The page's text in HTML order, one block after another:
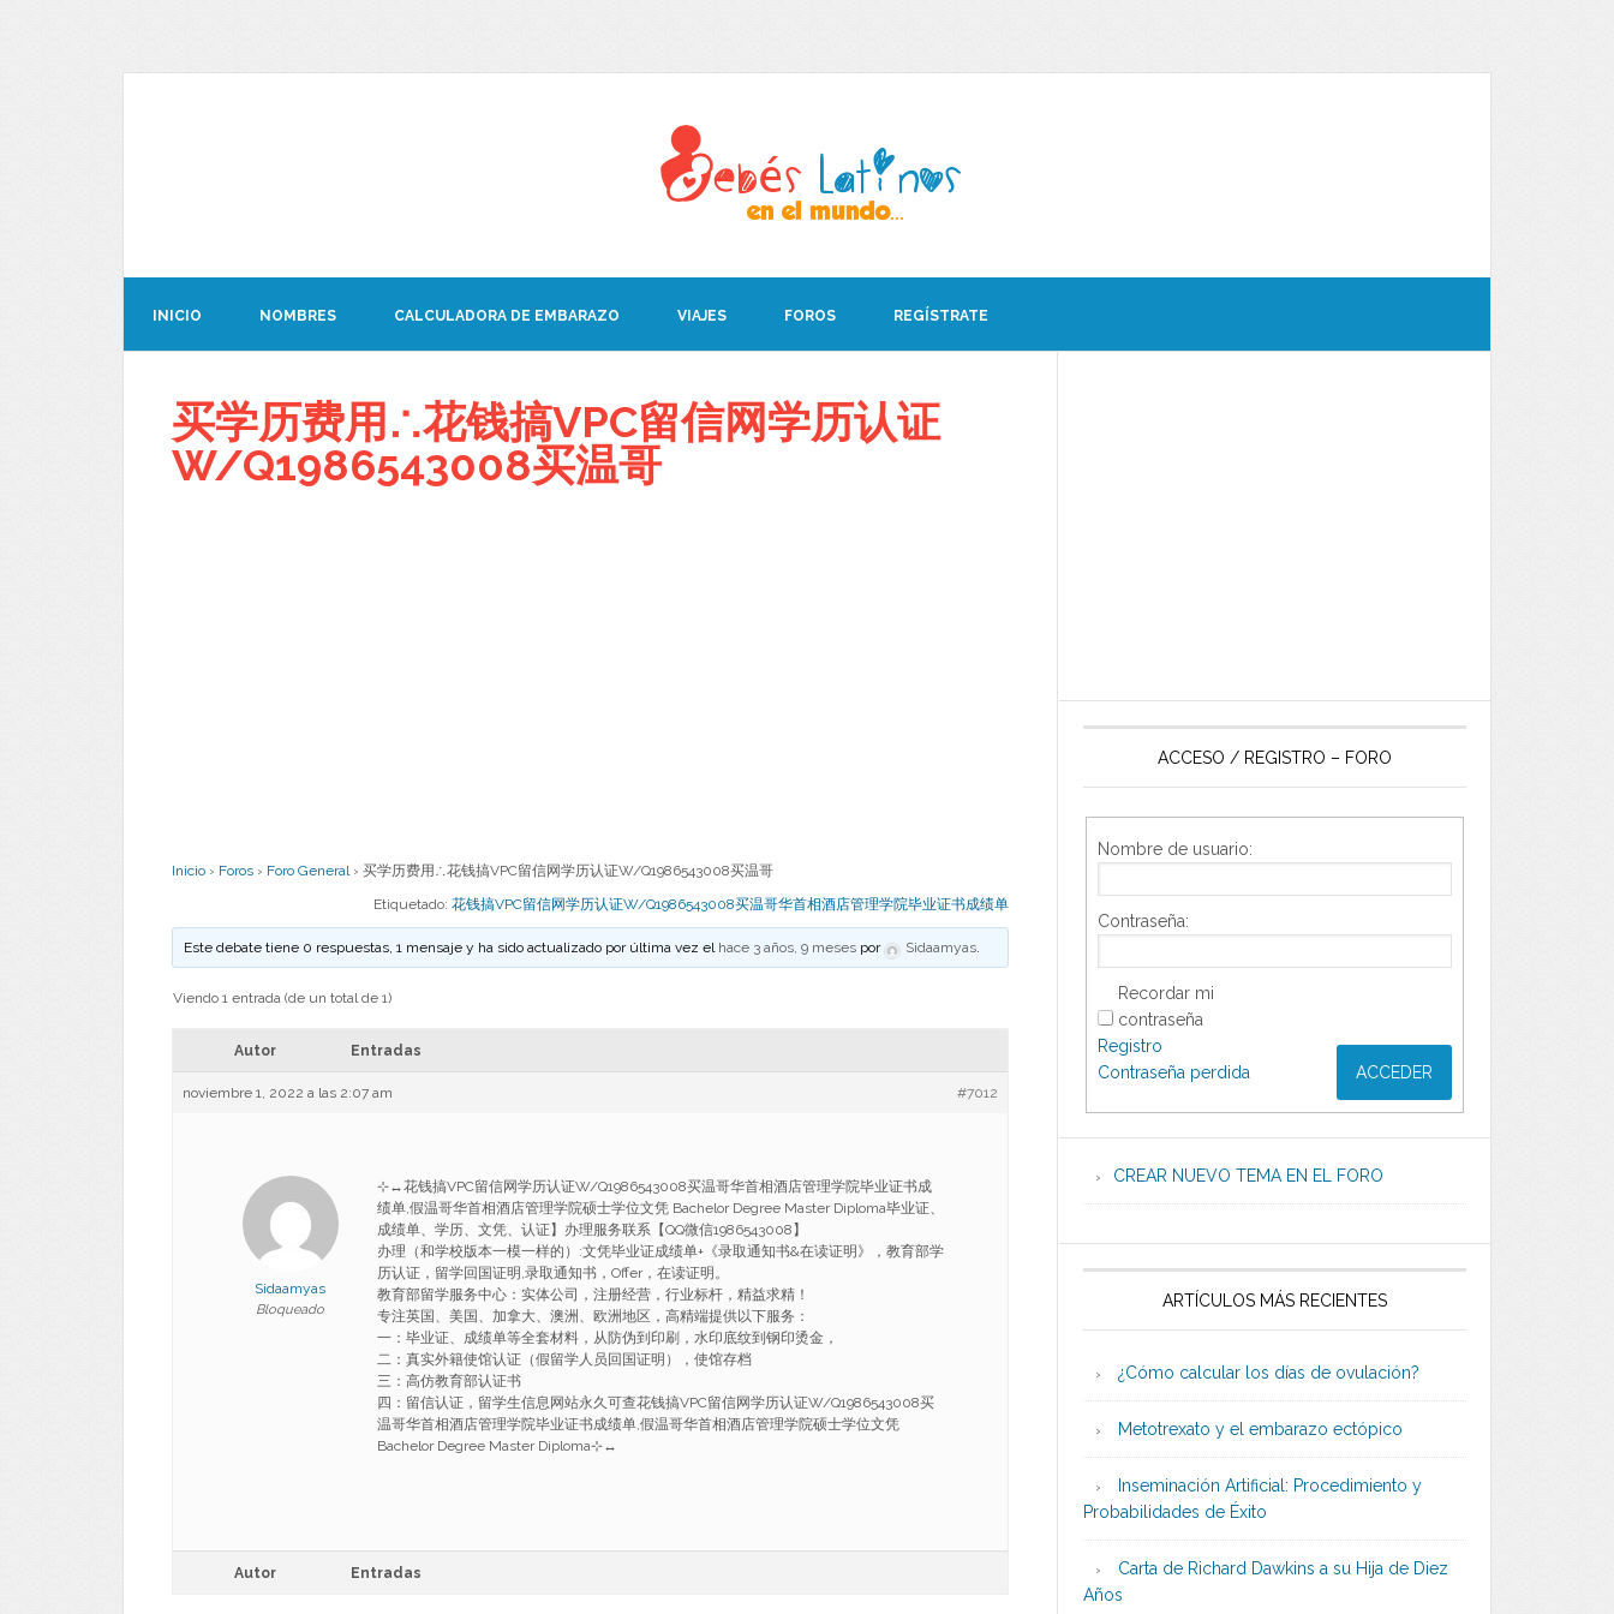
INICIO NOMBRES CALCULADORA DE EMBARAZO VIAJES FOROS REGÍSTRATE
买学历费用∴花钱搞VPC留信网学历认证
W/Q1986543008买温哥
Inicio › Foros › Foro General › 买学历费用∴花钱搞VPC留信网学历认证W/Q1986543008买温哥
Etiquetado: 花钱搞VPC留信网学历认证W/Q1986543008买温哥华首相酒店管理学院毕业证书成绩单
Este debate tiene 0 respuestas, 1 mensaje y ha sido actualizado por última vez el hace 3 años, 9 meses por Sidaamyas.
Viendo 1 entrada (de un total de 1)
Autor Entradas
noviembre 1, 2022 a las 2:07 am #7012
Sidaamyas
Bloqueado
⊹↔花钱搞VPC留信网学历认证W/Q1986543008买温哥华首相酒店管理学院毕业证书成
绩单,假温哥华首相酒店管理学院硕士学位文凭 Bachelor Degree Master Diploma毕业证、
成绩单、学历、文凭、认证】办理服务联系【QQ微信1986543008】
办理（和学校版本一模一样的）:文凭毕业证成绩单+《录取通知书&在读证明》，教育部学
历认证，留学回国证明,录取通知书，Offer，在读证明。
教育部留学服务中心：实体公司，注册经营，行业标杆，精益求精！
专注英国、美国、加拿大、澳洲、欧洲地区，高精端提供以下服务：
一：毕业证、成绩单等全套材料，从防伪到印刷，水印底纹到钢印烫金，
二：真实外籍使馆认证（假留学人员回国证明），使馆存档
三：高仿教育部认证书
四：留信认证，留学生信息网站永久可查花钱搞VPC留信网学历认证W/Q1986543008买
温哥华首相酒店管理学院毕业证书成绩单,假温哥华首相酒店管理学院硕士学位文凭
Bachelor Degree Master Diploma⊹↔
Autor Entradas
ACCESO / REGISTRO – FORO
Nombre de usuario:
Contraseña:
Recordar mi
contraseña
ACCEDER
Registro
Contraseña perdida
CREAR NUEVO TEMA EN EL FORO
ARTÍCULOS MÁS RECIENTES
¿Cómo calcular los días de ovulación?
Metotrexato y el embarazo ectópico
Inseminación Artificial: Procedimiento y
Probabilidades de Éxito
Carta de Richard Dawkins a su Hija de Diez
Años